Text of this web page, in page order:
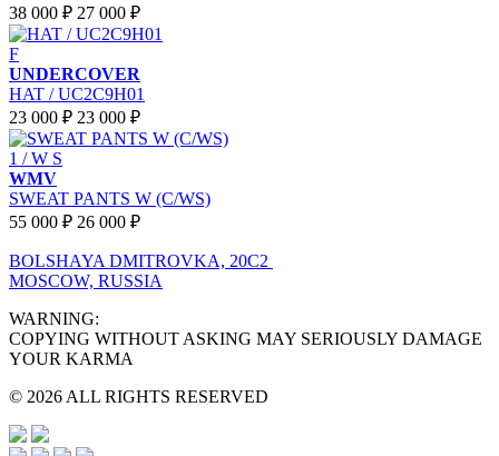
38 000 ₽ 27 000 ₽
F
UNDERCOVER
HAT / UC2C9H01
23 000 ₽ 23 000 ₽
1 / W S
WMV
SWEAT PANTS W (C/WS)
55 000 ₽ 26 000 ₽
BOLSHAYA DMITROVKA, 20C2
MOSCOW, RUSSIA
WARNING:
COPYING WITHOUT ASKING MAY SERIOUSLY DAMAGE
YOUR KARMA
© 2026 ALL RIGHTS RESERVED